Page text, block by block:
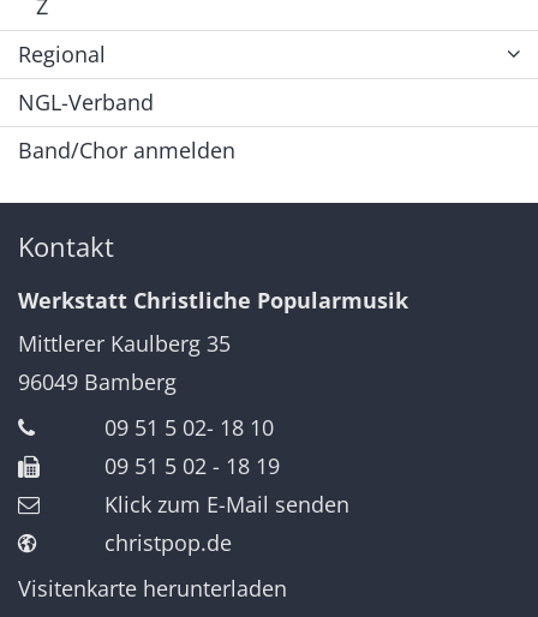
Z
Regional
NGL-Verband
Band/Chor anmelden
Kontakt
Werkstatt Christliche Popularmusik
Mittlerer Kaulberg 35
96049 Bamberg
09 51 5 02- 18 10
09 51 5 02 - 18 19
Klick zum E-Mail senden
christpop.de
Visitenkarte herunterladen